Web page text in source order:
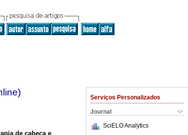
Serviços Personalizados
Journal
SciELO Analytics
de cabeça e